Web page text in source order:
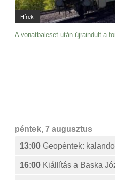
Hírek
A vonatbaleset után újraindult a
péntek, 7 augusztus
13:00 Geopéntek:
16:00 Kiállítás a Baska